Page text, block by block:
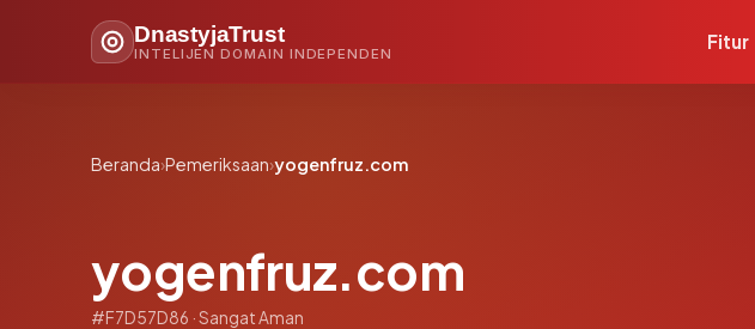
DnastyjaTrust
INTELIJEN DOMAIN INDEPENDEN
Fitur
Beranda›Pemeriksaan›yogenfruz.com
yogenfruz.com
#F7D57D86 · Sangat Aman